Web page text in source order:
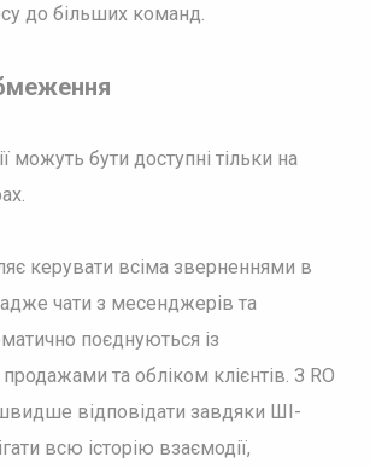
до більших команд.
можуть бути доступні тільки на
керувати всіма зверненнями в
адже чати з месенджерів та
поєднуються із
та обліком клієнтів. З RO
відповідати завдяки ШІ-
всю історію взаємодії,